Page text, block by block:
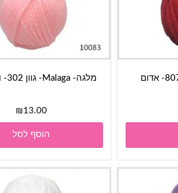
מלגה- Malaga- גוון 302- ורוד בייבי
₪13.00
הוסף לסל